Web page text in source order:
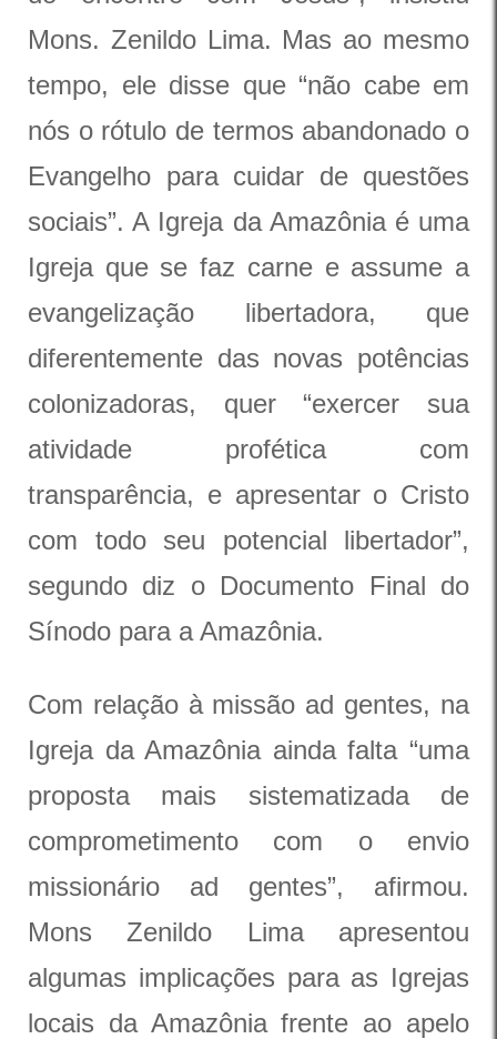
Mons. Zenildo Lima. Mas ao mesmo
tempo, ele disse que “não cabe em
nós o rótulo de termos abandonado o
Evangelho para cuidar de questões
sociais”. A Igreja da Amazônia é uma
Igreja que se faz carne e assume a
evangelização libertadora, que
diferentemente das novas potências
colonizadoras, quer “exercer sua
atividade profética com
transparência, e apresentar o Cristo
com todo seu potencial libertador”,
segundo diz o Documento Final do
Sínodo para a Amazônia.
Com relação à missão ad gentes, na
Igreja da Amazônia ainda falta “uma
proposta mais sistematizada de
comprometimento com o envio
missionário ad gentes”, afirmou.
Mons Zenildo Lima apresentou
algumas implicações para as Igrejas
locais da Amazônia frente ao apelo